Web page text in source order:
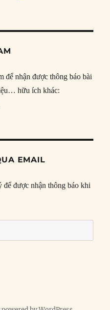
để nhận được thông báo bài
hữu ích khác:
EMAIL
để được nhận thông báo khi